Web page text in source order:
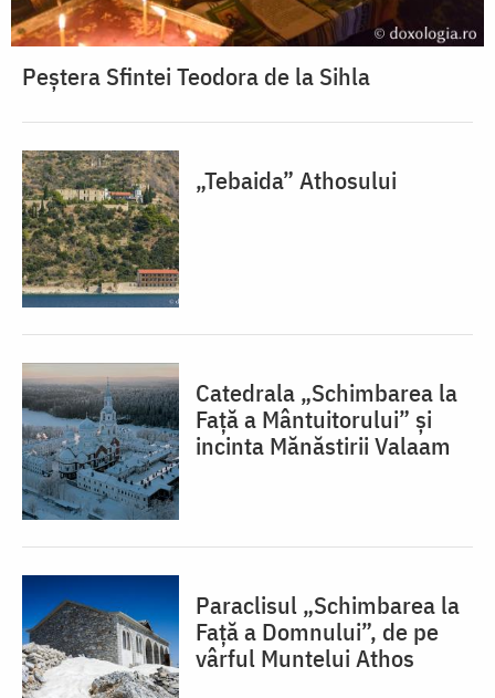
Peștera Sfintei Teodora de la Sihla
„Tebaida” Athosului
Catedrala „Schimbarea la
Față a Mântuitorului” și
incinta Mănăstirii Valaam
Paraclisul „Schimbarea la
Față a Domnului”, de pe
vârful Muntelui Athos